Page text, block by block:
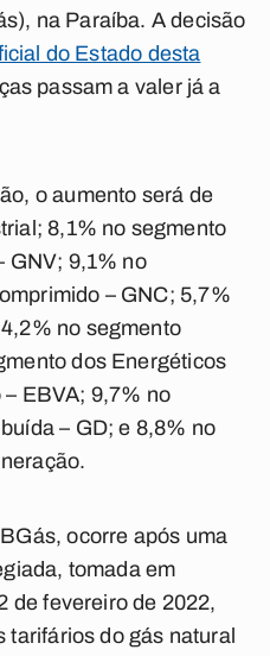
na Paraíba. A decisão
do Estado desta
passam a valer já a
o aumento será de
8,1% no segmento
GNV; 9,1% no
– GNC; 5,7%
no segmento
dos Energéticos
EBVA; 9,7% no
– GD; e 8,8% no
ocorre após uma
tomada em
de fevereiro de 2022,
tarifários do gás natural